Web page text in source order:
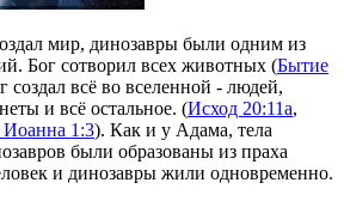
мир, динозавры были одним из
Бог сотворил всех животных (Бытие
создал всё во вселенной - людей,
и всё остальное. (Исход 20:11a,
Иоанна 1:3). Как и у Адама, тела
были образованы из праха
и динозавры жили одновременно.